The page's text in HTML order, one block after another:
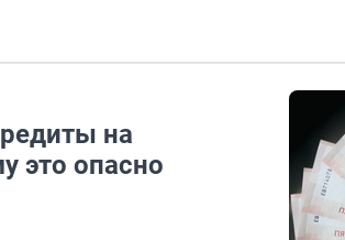
на
это опасно